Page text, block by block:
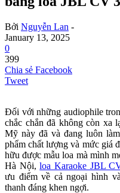
Bởi Nguyễn Lan -
January 13, 2025
0
399
Chia sẻ Facebook
Tweet
Đối với những audiophile
chắc chắn đã không còn xa
Mỹ này đã và đang luôn
phẩm chất lượng và mức giá
hữu được mẫu loa mà mình
Hà Nội,loa Karaoke JBL
ưu điểm về cả ngoại hình
thanh đáng khen ngợi.